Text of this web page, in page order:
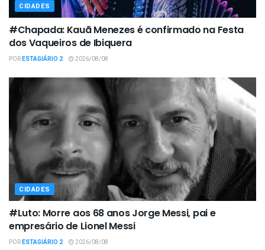
CIDADES
#Chapada: Kauã Menezes é confirmado na Festa
dos Vaqueiros de Ibiquera
PORESTAGIÁRIO 2 2026/08/08
CIDADES
#Luto: Morre aos 68 anos Jorge Messi, pai e
empresário de Lionel Messi
PORESTAGIÁRIO 2 2026/08/08